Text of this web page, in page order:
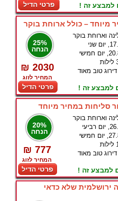
פרטי הדיל למבצע זה !
25%
הנחה
₪ 2030
המחיר לזוג
פרטי הדיל
וארוחת בוקר
דירוג טוב מאוד
למבצע זה !
סליחות במחיר מיוחד
20%
הנחה
₪ 777
המחיר לזוג
פרטי הדיל
וארוחת בוקר
דירוג טוב מאוד
למבצע זה !
ירושלמית שלא כדאי